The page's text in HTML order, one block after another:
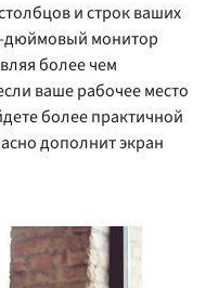
и строк ваших
дюймовый монитор
более чем
ваше рабочее место
более практичной
дополнит экран